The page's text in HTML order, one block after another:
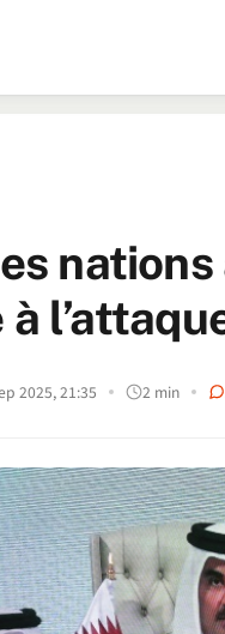
2025, 21:35 2 min